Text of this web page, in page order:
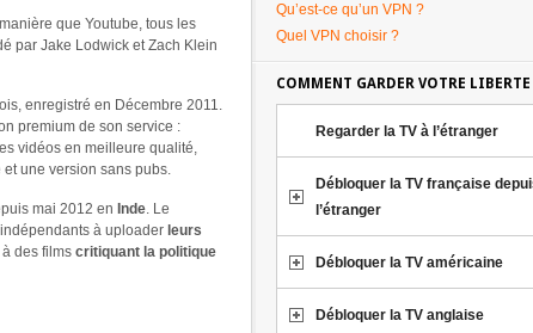
que Youtube, tous les
par Jake Lodwick et Zach Klein
enregistré en Décembre 2011.
premium de son service :
vidéos en meilleure qualité,
une version sans pubs.
mai 2012 en Inde . Le
à uploader leurs
des films critiquant la politique
Qu’est-ce qu’un VPN ?
Quel VPN choisir ?
COMMENT GARDER VOTRE LIBERTE
Regarder la TV à l’étranger
Débloquer la TV française
l’étranger
Débloquer la TV américaine
Débloquer la TV anglaise